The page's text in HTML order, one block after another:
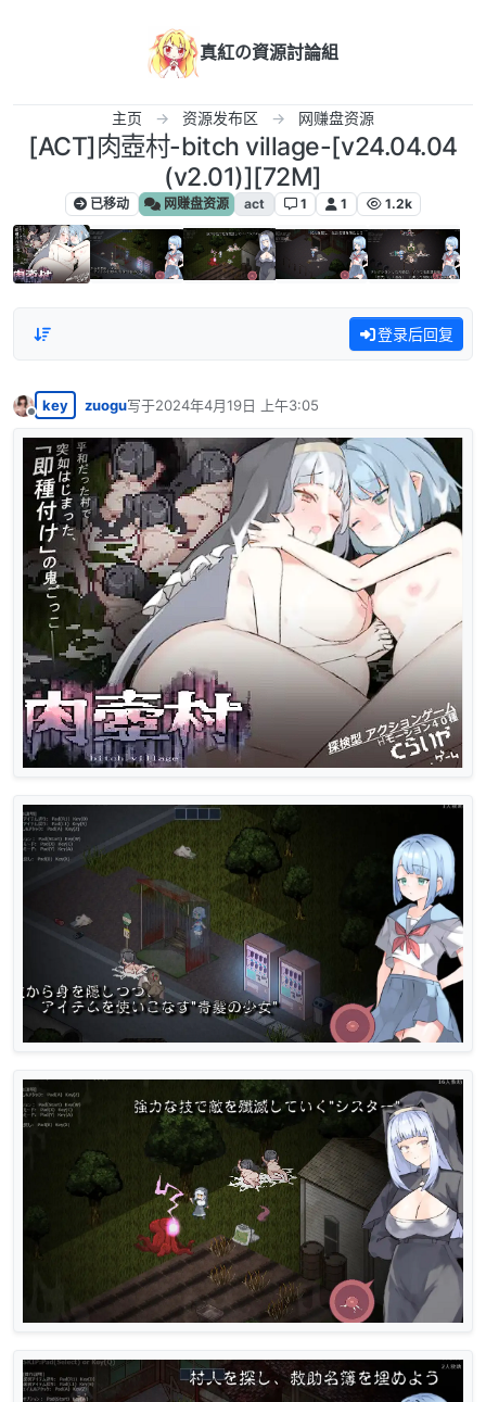
真紅の資源討論組
主页 资源发布区 网赚盘资源
[ACT]肉壺村-bitch village-[v24.04.04
(v2.01)][72M]
已移动 网赚盘资源 act 1 1 1.2k
登录后回复
离线
key zuogu写于2024年4月19日 上午3:05
最后由 编辑